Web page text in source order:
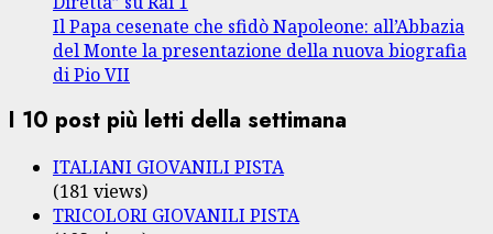
Il Papa cesenate che sfidò Napoleone: all’Abbazia
del Monte la presentazione della nuova biografia
di Pio VII
I 10 post più letti della settimana
ITALIANI GIOVANILI PISTA
(181 views)
TRICOLORI GIOVANILI PISTA